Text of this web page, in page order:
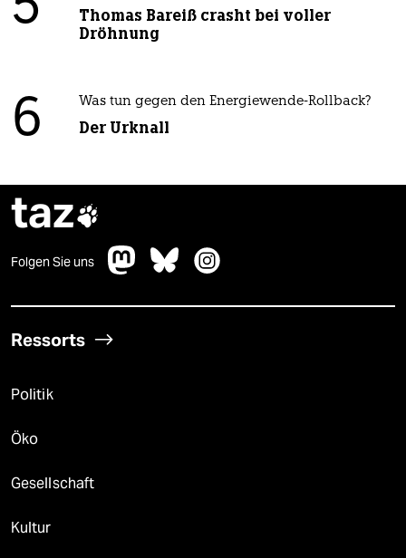
Thomas Bareiß crasht bei voller
Dröhnung
6 Was tun gegen den Energiewende-Rollback?
Der Urknall
taz
Folgen Sie uns
Ressorts
Politik
Öko
Gesellschaft
Kultur